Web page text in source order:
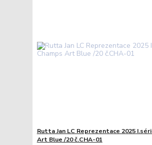
Rutta Jan LC Reprezentace 2025
Art Blue /20 č.CHA-01